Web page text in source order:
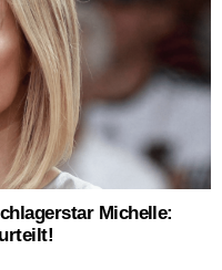
Michelle: